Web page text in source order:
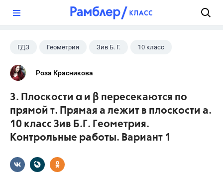
ГДЗ Геометрия Зив Б. Г. 10 класс
Роза Красникова
3. Плоскости α и β пересекаются по
прямой т. Прямая а лежит в плоскости а.
10 класс Зив Б.Г. Геометрия.
Контрольные работы. Вариант 1